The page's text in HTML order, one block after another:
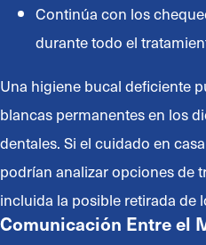
Continúa con los
durante todo el
Una higiene bucal deficiente
blancas permanentes en los
dentales. Si el cuidado en
podrían analizar opciones de
incluida la posible retirada de
Comunicación Entre el